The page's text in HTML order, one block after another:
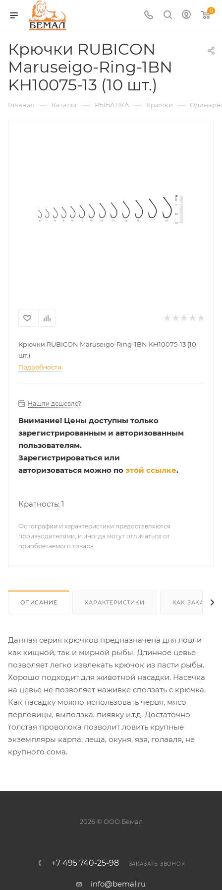
0
Крючки RUBICON
Maruseigo-Ring-1BN
KH10075-13 (10 шт.)
Главная — Каталог — РЫБАЛКА — Крючки —
Крючки RUBICON Maruseigo-Ring-1BN KH10075-13 (10
шт.)
Подробности
Нашли дешевле?
Внимание! Цены доступны только
зарегистрированным и авторизованным
пользователям.
Зарегистрироваться или
авторизоваться можно по этой ссылке.
Кратность: 1
Фотографии и характеристики предоставляются
производителями, и иногда могут отличаться от
приобретаемого товара
ОПИСАНИЕ ХАРАКТЕРИСТИКИ КАК ЗАКАЗАТЬ
Данная серия крючков предназначена для ловли
как хищной, так и мирной рыбы. Длинное цевье
позволяет легко извлекать крючок из пасти рыбы.
Хорошо подходит для животной насадки. Насечка
на цевье не позволяет наживке сползать с крючка.
Как насадку можно использовать червя, мясо
перловицы, выползка, пиявку и.т.д. Достаточно
толстая проволока позволит ловить крупные
экземпляры карпа, леща, окуня, язя, голавля, не
крупного сома.
2026 © ООО Бемал
+7 495 740-25-98 ЗАКАЗАТЬ ЗВОНОК
info@bemal.ru